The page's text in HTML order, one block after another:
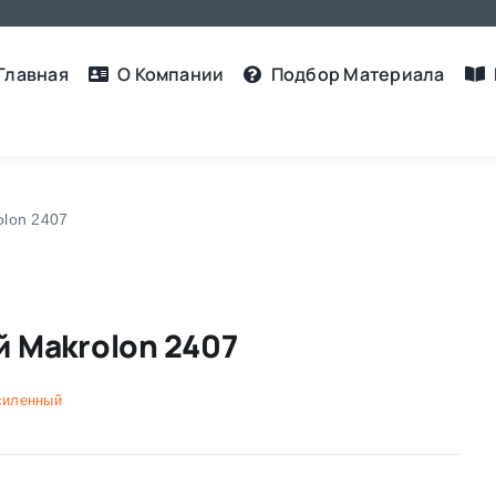
О Компании Подбор Материалa
2407
Makrolon 2407